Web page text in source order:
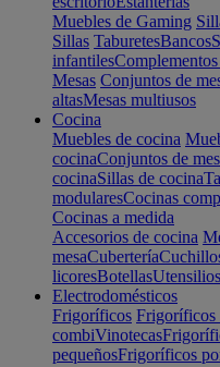
Muebles de Gaming
Sillas TaburetesBancos
infantiles
Mesas Conjuntos de
altasMesas multiusos
Cocina
Muebles de cocina
cocinaConjuntos de
cocinaSillas de cocina
modularesCocinas
Cocinas a medida
Accesorios de cocina
mesaCubertería
licoresBotellas
Electrodomésticos
Frigoríficos Frigoríficos
combiVinotecas
pequeñosFrigoríficos